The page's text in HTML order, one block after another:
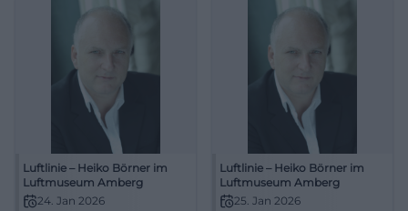
Atmosphäre. Jetzt Termin
#LuftmuseumAmberg
Luftlinie – Heiko Börner im
Luftmuseum Amberg
24. Jan 2026
Luftlinie – Heiko Börner im
Luftmuseum Amberg
25. Jan 2026